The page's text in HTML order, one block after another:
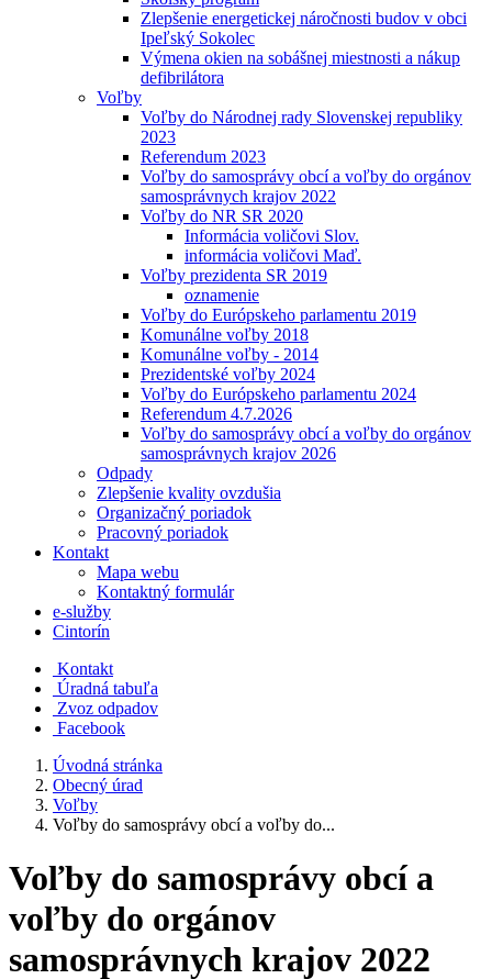
Zlepšenie energetickej náročnosti budov v obci
Ipeľský Sokolec
Výmena okien na sobášnej miestnosti a nákup
defibrilátora
Voľby
Voľby do Národnej rady Slovenskej republiky
2023
Referendum 2023
Voľby do samosprávy obcí a voľby do orgánov
samosprávnych krajov 2022
Voľby do NR SR 2020
Informácia voličovi Slov.
informácia voličovi Maď.
Voľby prezidenta SR 2019
oznamenie
Voľby do Európskeho parlamentu 2019
Komunálne voľby 2018
Komunálne voľby - 2014
Prezidentské voľby 2024
Voľby do Európskeho parlamentu 2024
Referendum 4.7.2026
Voľby do samosprávy obcí a voľby do orgánov
samosprávnych krajov 2026
Odpady
Zlepšenie kvality ovzdušia
Organizačný poriadok
Pracovný poriadok
Kontakt
Mapa webu
Kontaktný formulár
e-služby
Cintorín
Kontakt
Úradná tabuľa
Zvoz odpadov
Facebook
Úvodná stránka
Obecný úrad
Voľby
Voľby do samosprávy obcí a voľby do...
Voľby do samosprávy obcí a
voľby do orgánov
samosprávnych krajov 2022